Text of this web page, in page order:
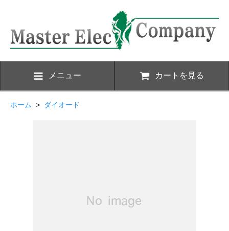
メニュー カートを見る
ホーム > ダイオード